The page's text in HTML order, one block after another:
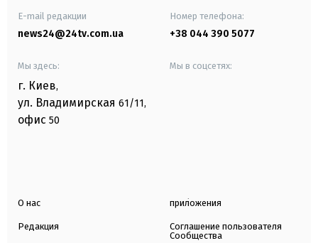
E-mail редакции
news24@24tv.com.ua
Номер телефона:
+38 044 390 5077
Мы здесь:
г. Киев,
ул. Владимирская 61/11,
офис 50
Мы в соцсетях:
О нас
Редакция
приложения
Соглашение пользователя
Сообщества